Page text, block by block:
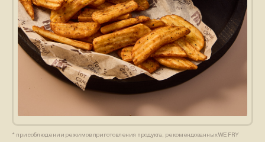
* при соблюдении режимов приготовления продукта, рекомендованных WE FRY